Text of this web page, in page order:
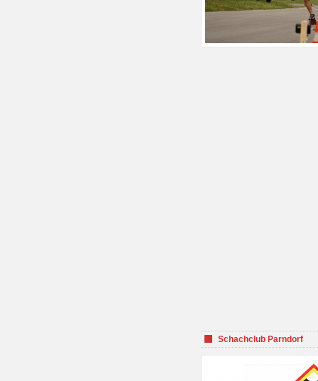
Schachclub Parndorf